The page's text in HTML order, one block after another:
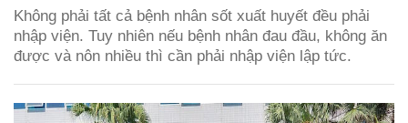
Không phải tất cả bệnh nhân sốt xuất huyết đều phải
nhập viện. Tuy nhiên nếu bệnh nhân đau đầu, không ăn
được và nôn nhiều thì cần phải nhập viện lập tức.